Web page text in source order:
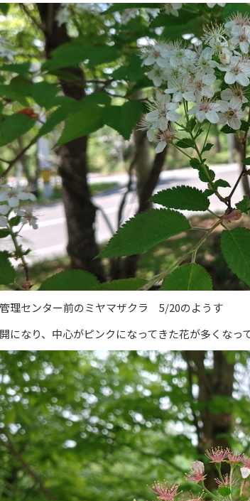
理センター前のミヤマザクラ 5/20のようす
になり、中心がピンクになってきた花が多くなっ